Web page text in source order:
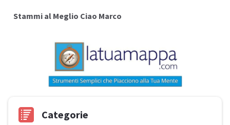
Stammi al Meglio Ciao Marco
Categorie